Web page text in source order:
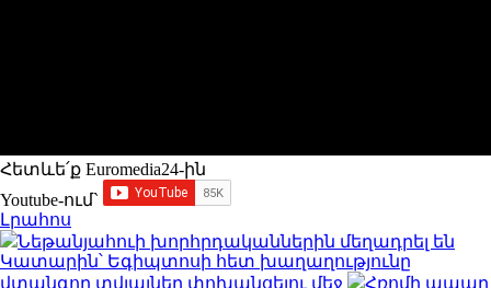
Հետևե՛ք Euromedia24-ին
Youtube-ում`
Լրահոս
Նեթանյահուի խորհրդականներին մեղադրել են
Կատարին՝ Եգիպտոսի հետ խաղաղությունը
վտանգող տվյալներ փոխանցելու մեջ
Հռոմի պապը